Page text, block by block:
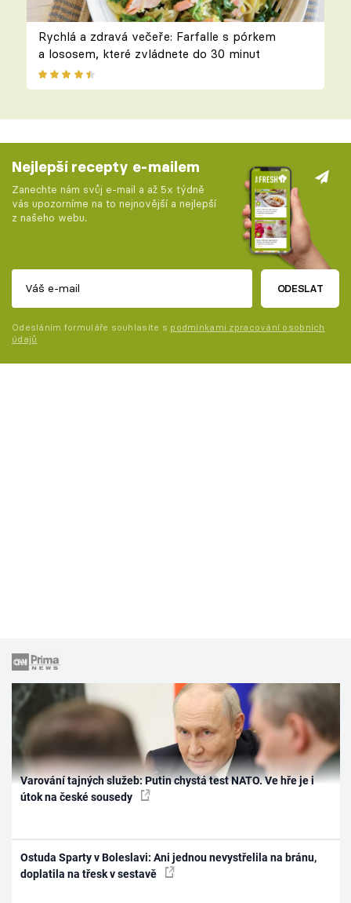
Rychlá a zdravá večeře: Farfalle s pórkem
a lososem, které zvládnete do 30 minut
Nejlepší recepty e-mailem
Zanechte nám svůj e-mail a až 5x týdně
vás upozorníme na to nejnovější a nejlepší
z našeho webu.
ODESLAT
Odesláním formuláře souhlasíte s podmínkami zpracování osobních
údajů
Varování tajných služeb: Putin chystá test NATO. Ve hře je i
útok na české sousedy
Ostuda Sparty v Boleslavi: Ani jednou nevystřelila na bránu,
doplatila na třesk v sestavě